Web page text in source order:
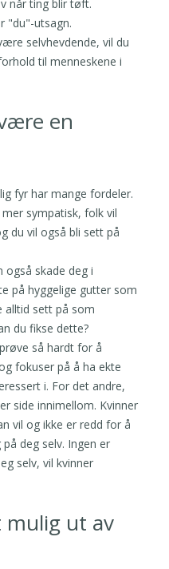
når ting blir tøft.
"du"-utsagn.
selvhevdende, vil du
til menneskene i
en
fyr har mange fordeler.
sympatisk, folk vil
du vil også bli sett på
også skade deg i
på hyggelige gutter som
alltid sett på som
du fikse dette?
så hardt for å
fokuser på å ha ekte
i. For det andre,
side innimellom. Kvinner
vil og ikke er redd for å
deg selv. Ingen er
selv, vil kvinner
mulig ut av